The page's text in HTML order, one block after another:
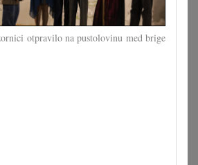
otpravilo na pustolovinu med brige